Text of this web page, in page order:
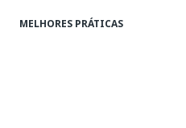
MELHORES PRÁTICAS